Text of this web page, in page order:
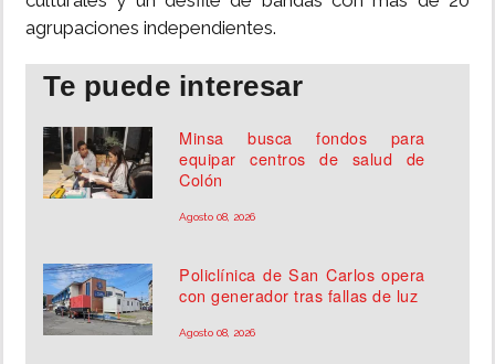
agrupaciones independientes.
Te puede interesar
Minsa busca fondos para
equipar centros de salud de
Colón
Agosto 08, 2026
Policlínica de San Carlos opera
con generador tras fallas de luz
Agosto 08, 2026